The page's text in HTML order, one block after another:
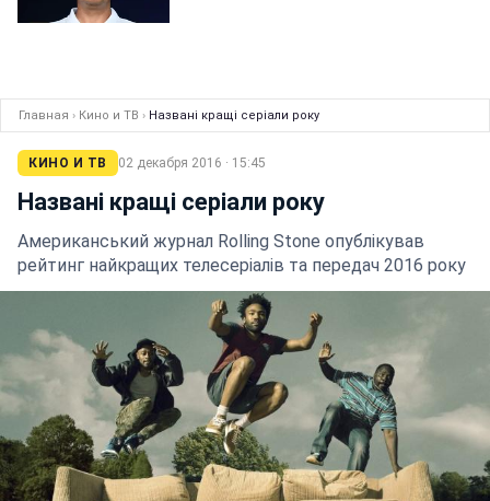
Главная › Кино и ТВ › Названі кращі серіали року
КИНО И ТВ 02 декабря 2016 · 15:45
Названі кращі серіали року
Американський журнал Rolling Stone опублікував
рейтинг найкращих телесеріалів та передач 2016 року